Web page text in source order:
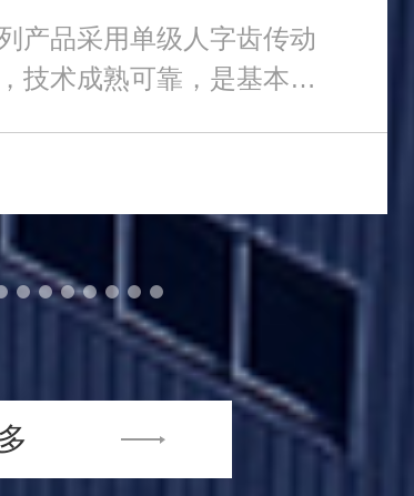
产品采用单级人字齿传动
技术成熟可靠，是基本公